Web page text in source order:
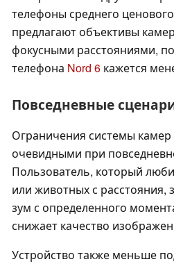
телефоны среднего
предлагают объективы
фокусными расстояниями,
телефона Nord 6 кажется
Повседневные
Ограничения системы камер
очевидными при
Пользователь, который
или животных с расстояния,
зум с определенного
снижает качество
Устройство также меньше